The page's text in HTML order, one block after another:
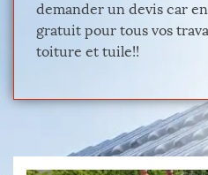
demander un devis car
gratuit pour tous vos
toiture et tuile!!